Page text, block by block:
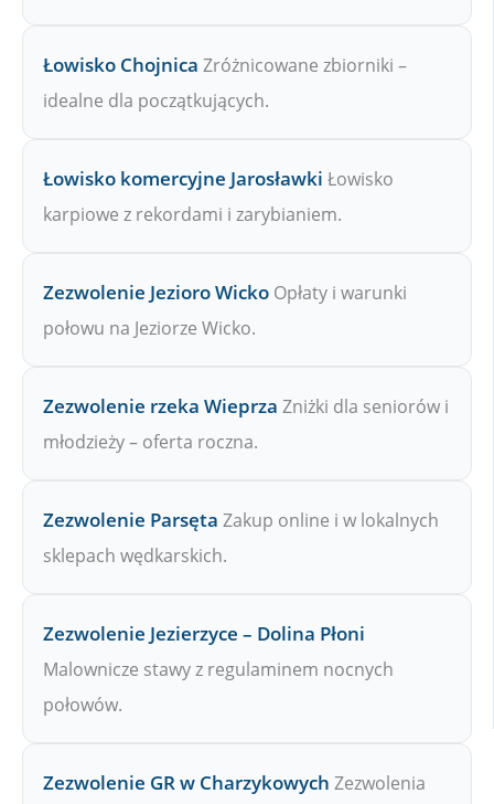
Łowisko Chojnica Zróżnicowane zbiorniki –
idealne dla początkujących.
Łowisko komercyjne Jarosławki Łowisko
karpiowe z rekordami i zarybianiem.
Zezwolenie Jezioro Wicko Opłaty i warunki
połowu na Jeziorze Wicko.
Zezwolenie rzeka Wieprza Zniżki dla seniorów i
młodzieży – oferta roczna.
Zezwolenie Parsęta Zakup online i w lokalnych
sklepach wędkarskich.
Zezwolenie Jezierzyce – Dolina Płoni
Malownicze stawy z regulaminem nocnych
połowów.
Zezwolenie GR w Charzykowych Zezwolenia